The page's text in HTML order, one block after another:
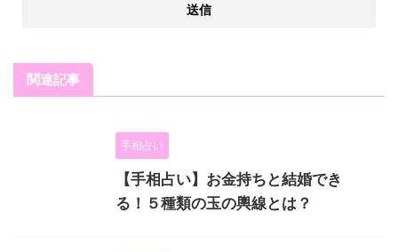
関連記事
手相占い
【手相占い】お金持ちと結婚でき
る！５種類の玉の輿線とは？